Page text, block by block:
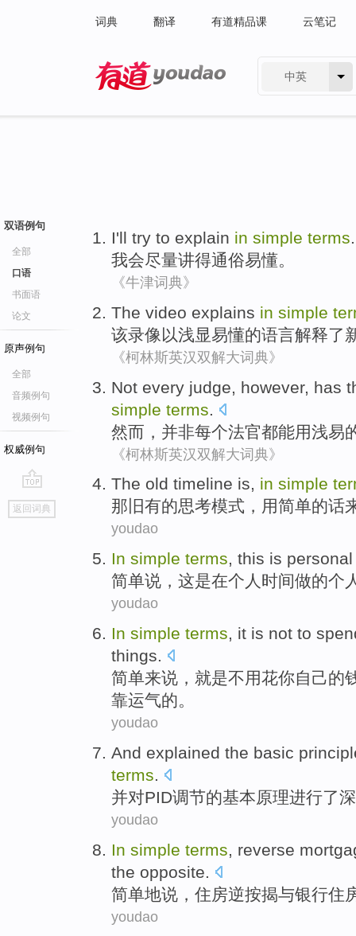
词典 翻译 有道精品课 云笔记
中英
双语例句
全部
口语
书面语
论文
原声例句
全部
音频例句
视频例句
权威例句
go
top
返回词典
I'll try to explain in simple terms.
我会尽量讲得通俗易懂。
《牛津词典》
The video explains in simple
该录像 以浅显易懂的语言解释了
《柯林斯英汉双解大词典》
Not every judge however, has
simple terms
然而 ， 并非每个法官都能用浅易
《柯林斯英汉双解大词典》
The old timeline is, in simple
那 旧有的思考模式， 用简单的话
youdao
In simple terms, this is personal
简单说 ， 这是在个人 时间做的个
youdao
In simple terms, it is not to
things.
简单来说 ， 就是不用花你自己的
靠运气的。
youdao
And explained the basic
terms.
并对PID调节的基本原理进行了
youdao
In simple terms reverse
the opposite
简单地说， 住房逆按揭与银行住
youdao